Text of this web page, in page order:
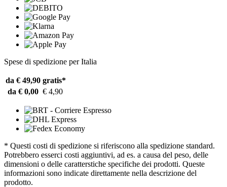
Spese di spedizione per Italia
da € 49,90 gratis*
da € 0,00 € 4,90
* Questi costi di spedizione si riferiscono alla spedizione standard.
Potrebbero esserci costi aggiuntivi, ad es. a causa del peso, delle
dimensioni o delle caratterstiche specifiche dei prodotti. Queste
informazioni sono indicate direttamente nella descrizione del
prodotto.